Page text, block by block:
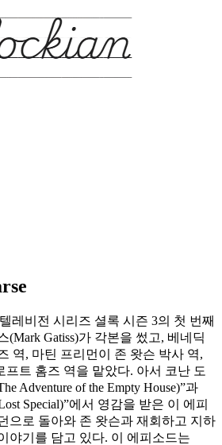
레비전 시리즈 셜록 시즌 3의 첫 번째
(Mark Gatiss)가 각본을 썼고, 베네딕
역, 마틴 프리먼이 존 왓슨 박사 역,
프트 홈즈 역을 맡았다. 아서 코난 도
Adventure of the Empty House)”과
Special)”에서 영감을 받은 이 에피
으로 돌아와 존 왓슨과 재회하고 지하
야기를 담고 있다. 이 에피소드는